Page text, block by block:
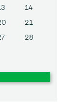
14
21
28